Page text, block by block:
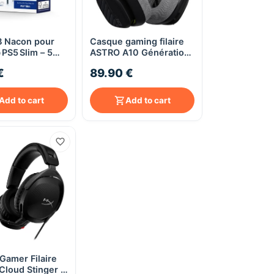
Quick View
Nacon pour
PS5 Slim – 5
to cart
Quick View
Casque gaming filaire
ASTRO A10 Génération
89.90 €
Add to cart
Quick ViewFilaire
Stinger 2